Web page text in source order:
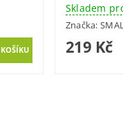
Skladem
Značka:
219 Kč